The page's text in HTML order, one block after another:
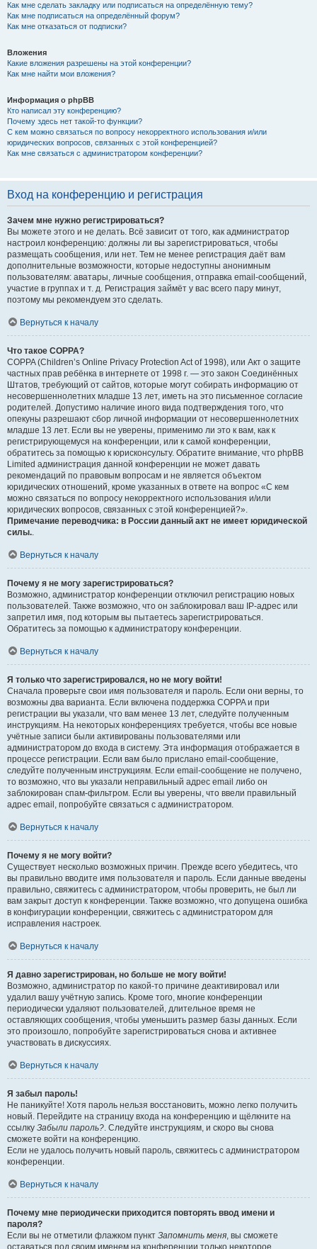
Как мне сделать закладку или подписаться на определённую тему?
Как мне подписаться на определённый форум?
Как мне отказаться от подписки?
Вложения
Какие вложения разрешены на этой конференции?
Как мне найти мои вложения?
Информация о phpBB
Кто написал эту конференцию?
Почему здесь нет такой-то функции?
С кем можно связаться по вопросу некорректного использования и/или
юридических вопросов, связанных с этой конференцией?
Как мне связаться с администратором конференции?
Вход на конференцию и регистрация
Зачем мне нужно регистрироваться?
Вы можете этого и не делать. Всё зависит от того, как администратор
настроил конференцию: должны ли вы зарегистрироваться, чтобы
размещать сообщения, или нет. Тем не менее регистрация даёт вам
дополнительные возможности, которые недоступны анонимным
пользователям: аватары, личные сообщения, отправка email-сообщений,
участие в группах и т. д. Регистрация займёт у вас всего пару минут,
поэтому мы рекомендуем это сделать.
Вернуться к началу
Что такое COPPA?
COPPA (Children’s Online Privacy Protection Act of 1998), или Акт о защите
частных прав ребёнка в интернете от 1998 г. — это закон Соединённых
Штатов, требующий от сайтов, которые могут собирать информацию от
несовершеннолетних младше 13 лет, иметь на это письменное согласие
родителей. Допустимо наличие иного вида подтверждения того, что
опекуны разрешают сбор личной информации от несовершеннолетних
младше 13 лет. Если вы не уверены, применимо ли это к вам, как к
регистрирующемуся на конференции, или к самой конференции,
обратитесь за помощью к юрисконсульту. Обратите внимание, что phpBB
Limited администрация данной конференции не может давать
рекомендаций по правовым вопросам и не является объектом
юридических отношений, кроме указанных в ответе на вопрос «С кем
можно связаться по вопросу некорректного использования и/или
юридических вопросов, связанных с этой конференцией?».
Примечание переводчика: в России данный акт не имеет юридической
силы..
Вернуться к началу
Почему я не могу зарегистрироваться?
Возможно, администратор конференции отключил регистрацию новых
пользователей. Также возможно, что он заблокировал ваш IP-адрес или
запретил имя, под которым вы пытаетесь зарегистрироваться.
Обратитесь за помощью к администратору конференции.
Вернуться к началу
Я только что зарегистрировался, но не могу войти!
Сначала проверьте свои имя пользователя и пароль. Если они верны, то
возможны два варианта. Если включена поддержка COPPA и при
регистрации вы указали, что вам менее 13 лет, следуйте полученным
инструкциям. На некоторых конференциях требуется, чтобы все новые
учётные записи были активированы пользователями или
администратором до входа в систему. Эта информация отображается в
процессе регистрации. Если вам было прислано email-сообщение,
следуйте полученным инструкциям. Если email-сообщение не получено,
то возможно, что вы указали неправильный адрес email либо он
заблокирован спам-фильтром. Если вы уверены, что ввели правильный
адрес email, попробуйте связаться с администратором.
Вернуться к началу
Почему я не могу войти?
Существует несколько возможных причин. Прежде всего убедитесь, что
вы правильно вводите имя пользователя и пароль. Если данные введены
правильно, свяжитесь с администратором, чтобы проверить, не был ли
вам закрыт доступ к конференции. Также возможно, что допущена ошибка
в конфигурации конференции, свяжитесь с администратором для
исправления настроек.
Вернуться к началу
Я давно зарегистрирован, но больше не могу войти!
Возможно, администратор по какой-то причине деактивировал или
удалил вашу учётную запись. Кроме того, многие конференции
периодически удаляют пользователей, длительное время не
оставляющих сообщения, чтобы уменьшить размер базы данных. Если
это произошло, попробуйте зарегистрироваться снова и активнее
участвовать в дискуссиях.
Вернуться к началу
Я забыл пароль!
Не паникуйте! Хотя пароль нельзя восстановить, можно легко получить
новый. Перейдите на страницу входа на конференцию и щёлкните на
ссылку Забыли пароль?. Следуйте инструкциям, и скоро вы снова
сможете войти на конференцию.
Если не удалось получить новый пароль, свяжитесь с администратором
конференции.
Вернуться к началу
Почему мне периодически приходится повторять ввод имени и
пароля?
Если вы не отметили флажком пункт Запомнить меня, вы сможете
оставаться под своим именем на конференции только некоторое